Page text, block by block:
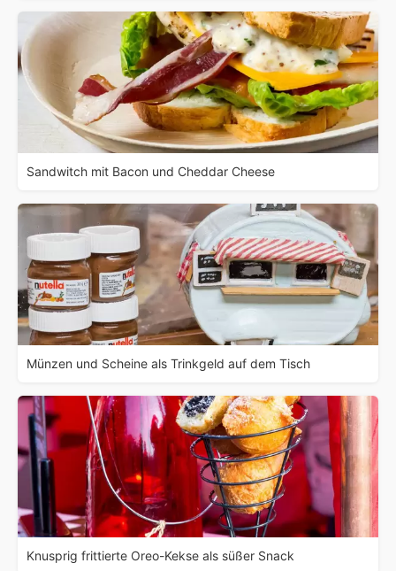
Sandwitch mit Bacon und Cheddar Cheese
Münzen und Scheine als Trinkgeld auf dem Tisch
Knusprig frittierte Oreo-Kekse als süßer Snack